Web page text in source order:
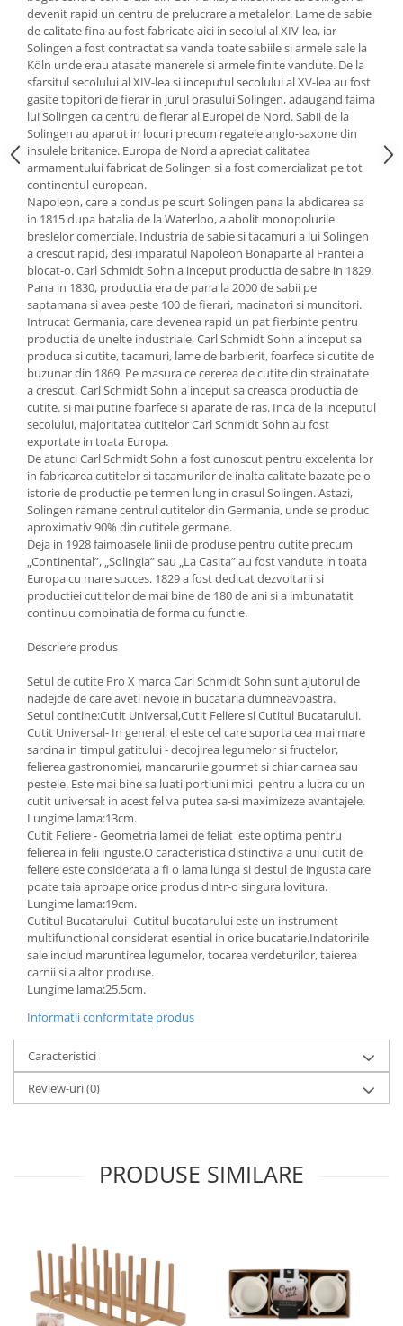
Oale si cratite
Tavi copt
Tigai
Vesela si tacamuri
Boluri
Farfurii
Scurgatoare vase
Seturi de tacamuri
Suporturi pentru tacamuri
Cani
Cesti
Pahare
Scrumiere
Seturi vesela
Suporturi farfurii
Suporturi pahare, cesti, cani
Untiere
Ustensile cofetarie si patiserie
Ramekin
Tavi si forme prajituri
Aparate prajituri
Facalete
Forme briose
Lumanari tort
Ornare, insiropare si decorare
prajituri
Posuri si duiuri
Raclete patiserie
Suporturi prajituri
Tavi detasabile
Tavi si forme fursecuri
Ustensile antiaderente
Ustensile de masura
devenit rapid un centru de prelucrare a metalelor. Lame de sabie
de calitate fina au fost fabricate aici in secolul al XIV-lea, iar
Solingen a fost contractat sa vanda toate sabiile si armele sale la
Köln unde erau atasate manerele si armele finite vandute. De la
sfarsitul secolului al XIV-lea si inceputul secolului al XV-lea au fost
gasite topitori de fierar in jurul orasului Solingen, adaugand faima
lui Solingen ca centru de fierar al Europei de Nord. Sabii de la
Solingen au aparut in locuri precum regatele anglo-saxone din
insulele britanice. Europa de Nord a apreciat calitatea
armamentului fabricat de Solingen si a fost comercializat pe tot
continentul european.
Napoleon, care a condus pe scurt Solingen pana la abdicarea sa
in 1815 dupa batalia de la Waterloo, a abolit monopolurile
breslelor comerciale. Industria de sabie si tacamuri a lui Solingen
a crescut rapid, desi imparatul Napoleon Bonaparte al Frantei a
blocat-o. Carl Schmidt Sohn a inceput productia de sabre in 1829.
Pana in 1830, productia era de pana la 2000 de sabii pe
saptamana si avea peste 100 de fierari, macinatori si muncitori.
Intrucat Germania, care devenea rapid un pat fierbinte pentru
productia de unelte industriale, Carl Schmidt Sohn a inceput sa
produca si cutite, tacamuri, lame de barbierit, foarfece si cutite de
buzunar din 1869. Pe masura ce cererea de cutite din strainatate
a crescut, Carl Schmidt Sohn a inceput sa creasca productia de
cutite. si mai putine foarfece si aparate de ras. Inca de la inceputul
secolului, majoritatea cutitelor Carl Schmidt Sohn au fost
exportate in toata Europa.
De atunci Carl Schmidt Sohn a fost cunoscut pentru excelenta lor
in fabricarea cutitelor si tacamurilor de inalta calitate bazate pe o
istorie de productie pe termen lung in orasul Solingen. Astazi,
Solingen ramane centrul cutitelor din Germania, unde se produc
aproximativ 90% din cutitele germane.
Deja in 1928 faimoasele linii de produse pentru cutite precum
„Continental”, „Solingia” sau „La Casita” au fost vandute in toata
Europa cu mare succes. 1829 a fost dedicat dezvoltarii si
productiei cutitelor de mai bine de 180 de ani si a imbunatatit
continuu combinatia de forma cu functie.
Descriere produs
Setul de cutite Pro X marca Carl Schmidt Sohn sunt ajutorul de
nadejde de care aveti nevoie in bucataria dumneavoastra.
Setul contine:Cutit Universal,Cutit Feliere si Cutitul Bucatarului.
Cutit Universal- In general, el este cel care suporta cea mai mare
sarcina in timpul gatitului - decojirea legumelor si fructelor,
felierea gastronomiei, mancarurile gourmet si chiar carnea sau
pestele. Este mai bine sa luati portiuni mici pentru a lucra cu un
cutit universal: in acest fel va putea sa-si maximizeze avantajele.
Lungime lama:13cm.
Cutit Feliere - Geometria lamei de feliat este optima pentru
felierea in felii inguste.O caracteristica distinctiva a unui cutit de
feliere este considerata a fi o lama lunga si destul de ingusta care
poate taia aproape orice produs dintr-o singura lovitura.
Lungime lama:19cm.
Cutitul Bucatarului- Cutitul bucatarului este un instrument
multifunctional considerat esential in orice bucatarie.Indatoririle
sale includ maruntirea legumelor, tocarea verdeturilor, taierea
carnii si a altor produse.
Lungime lama:25.5cm.
Informatii conformitate produs
Caracteristici
Review-uri(0)
PRODUSE SIMILARE